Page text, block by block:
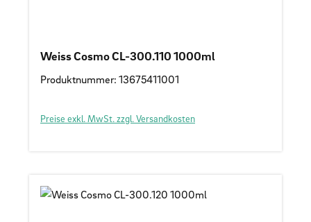
Weiss Cosmo CL-300.110 1000ml
Produktnummer: 13675411001
Preise exkl. MwSt. zzgl. Versandkosten